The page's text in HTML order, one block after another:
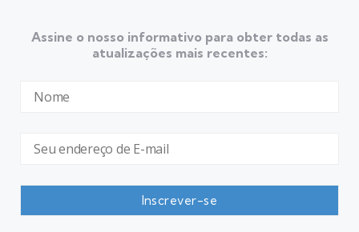
Assine o nosso informativo para obter todas as
atualizações mais recentes: